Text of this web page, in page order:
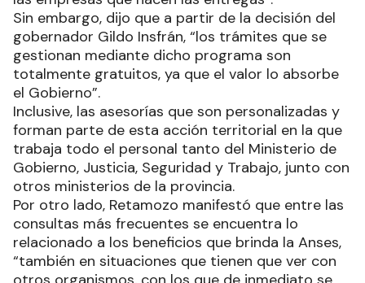
Sin embargo, dijo que a partir de la decisión del
gobernador Gildo Insfrán, “los trámites que se
gestionan mediante dicho programa son
totalmente gratuitos, ya que el valor lo absorbe
el Gobierno”.
Inclusive, las asesorías que son personalizadas y
forman parte de esta acción territorial en la que
trabaja todo el personal tanto del Ministerio de
Gobierno, Justicia, Seguridad y Trabajo, junto con
otros ministerios de la provincia.
Por otro lado, Retamozo manifestó que entre las
consultas más frecuentes se encuentra lo
relacionado a los beneficios que brinda la Anses,
“también en situaciones que tienen que ver con